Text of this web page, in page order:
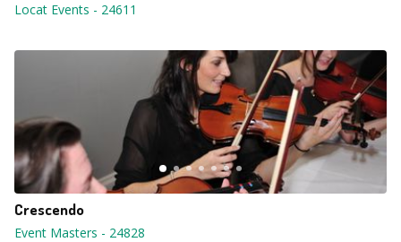
Locat Events - 24611
Crescendo
Event Masters - 24828